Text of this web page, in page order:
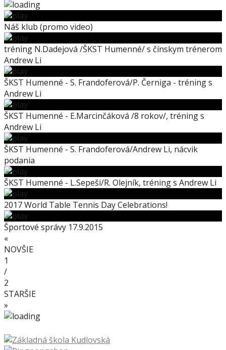
Náš klub (promo video)
tréning N.Dadejová /ŠKST Humenné/ s čínskym trénerom
Andrew Li
ŠKST Humenné - S. Frandoferová/P. Černiga - tréning s
Andrew Li
ŠKST Humenné - E.Marcinčáková /8 rokov/, tréning s
Andrew Li
ŠKST Humenné - S. Frandoferová/Andrew Li, nácvik
podania
ŠKST Humenné - L.Sepeši/R. Olejník, tréning s Andrew Li
2017 World Table Tennis Day Celebrations!
Športové správy 17.9.2015
«
NOVŠIE
1
/
2
STARŠIE
»